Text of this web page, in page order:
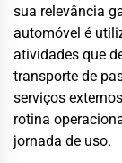
sua relevância
automóvel é
atividades que
transporte de
serviços
rotina
jornada de uso.